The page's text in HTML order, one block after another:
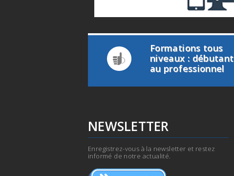
Formations tous
niveaux : débutant
au professionnel
NEWSLETTER
Enregistrez-vous à la newsletter et restez
informé de notre actualité.